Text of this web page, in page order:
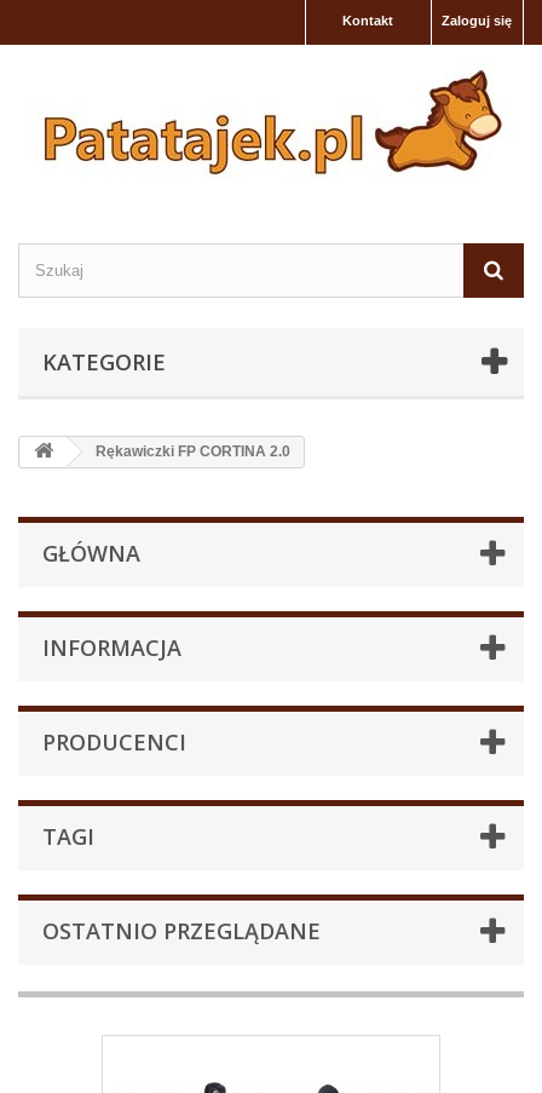
Zaloguj się
Kontakt
KATEGORIE
Rękawiczki FP CORTINA 2.0
GŁÓWNA
INFORMACJA
PRODUCENCI
TAGI
OSTATNIO PRZEGLĄDANE